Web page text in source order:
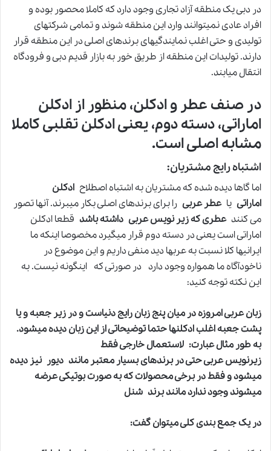
در دبی یک منطقه آزاد تجاری وجود دارد که کاملا محصور بوده و
افراد عادی نمیتوانند وارد این منطقه شوند و تمامی شرکتهای
تولیدی و حتی اغلب نمایندگیهای برندهای اصلی در این منطقه قرار
دارند. تولیدات این منطقه از طریق خور به بازار قدیم دبی و فرودگاه
انتقال میابند.
در صنف عطر و ادکلن، منظور از ادکلن
اماراتی، دسته دوم، یعنی ادکلن تقلبی کاملا
مشابه اصلی است.
اشتباه رایج مشتریان:
اما گاها دیده شده که مشتریان به اشتباه اصطلاح ادکلن
اماراتی یاعطر عربی را برای برندهای اصلی بکار میبرند. آنها تصور
می کنندعطری که زیر نویس عربی داشته باشد قطعا ادکلن
اماراتی است یعنی در دسته دوم قرار میگیرد مخصوصا اینکه ما
ایرانیها کلا نسبت به عربها دید منفی داریم و این موضوع در
ناخودآگاه ما همواره وجود دارد در صورتی که اینگونه نیست. به
این نکته توجه کنید:
زبان عربی امروزه در میان پنج زبان رایج دنیاست و در زیر جعبه و یا
پشت جعبه اغلب ادکلنها حتما توضیحاتی از این زبان دیده میشود.
به طور مثال عبارت: لاستعمال خارجی فقط
زیرنویس عربی حتی در برندهای بسیار معتبر مانند دیور نیز دیده
میشود و فقط در برخی محصولات که به صورت بوتیکی عرضه
میشوند وجود ندارد مانند برند شنل
در یک جمع بندی کلی میتوان گفت: